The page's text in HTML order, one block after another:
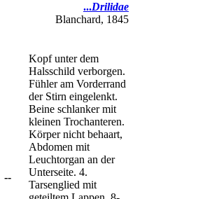
...Drilidae
Blanchard, 1845
--
Kopf unter dem
Halsschild verborgen.
Fühler am Vorderrand
der Stirn eingelenkt.
Beine schlanker mit
kleinen Trochanteren.
Körper nicht behaart,
Abdomen mit
Leuchtorgan an der
Unterseite. 4.
Tarsenglied mit